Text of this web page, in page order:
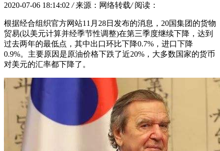
2020-07-06 18:14:02 / 来源：网络转载/ 阅读：
根据经合组织官方网站11月28日发布的消息，20国集团的货物
贸易(以美元计算并经季节性调整)在第三季度继续下降，达到
过去两年的最低点，其中出口环比下降0.7%，进口下降
0.9%。主要原因是原油价格下跌了近20%，大多数国家的货币
对美元的汇率都下降了。